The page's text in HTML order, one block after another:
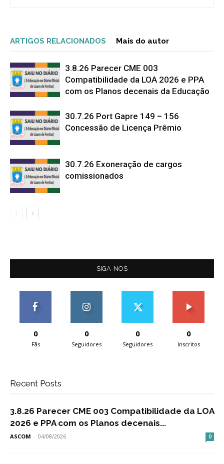
ARTIGOS RELACIONADOS Mais do autor
3.8.26 Parecer CME 003
Compatibilidade da LOA 2026 e PPA
com os Planos decenais da Educação
30.7.26 Port Gapre 149 – 156
Concessão de Licença Prêmio
30.7.26 Exoneração de cargos
comissionados
SIGA-NOS
0
Fãs
0
Seguidores
0
Seguidores
0
Inscritos
Recent Posts
3.8.26 Parecer CME 003 Compatibilidade da LOA
2026 e PPA com os Planos decenais...
ASCOM - 04/08/2026 0